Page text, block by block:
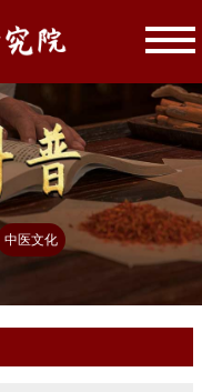
中医文化